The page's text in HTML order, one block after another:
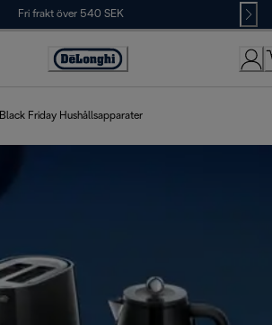
Fri frakt över 540 SEK
Accessibility
Black Friday Hushållsapparater